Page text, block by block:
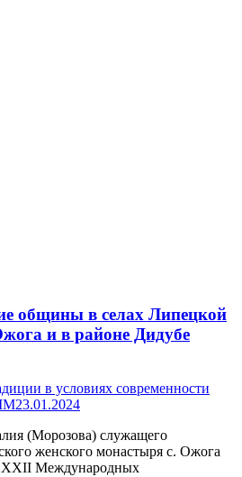
общины в селах Липецкой
и в районе Дидубе
в условиях современности
23.01.2024
(Морозова) служащего
женского монастыря с. Ожога
Международных